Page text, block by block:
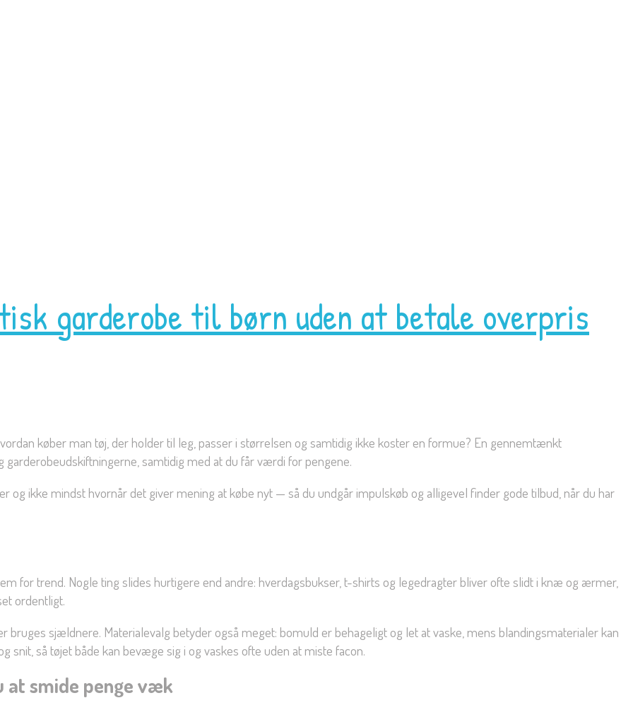
garderobe til børn uden at betale overpris
køber man tøj, der holder til leg, passer i størrelsen og samtidig ikke koster en formue? En gennemtænkt
samtidig med at du får værdi for pengene.
og ikke mindst hvornår det giver mening at købe nyt — så du undgår impulskøb og alligevel finder gode tilbud, når du har
for trend. Nogle ting slides hurtigere end andre: hverdagsbukser, t-shirts og legedragter bliver ofte slidt i knæ og ærmer,
ordentligt.
bruges sjældnere. Materialevalg betyder også meget: bomuld er behageligt og let at vaske, mens blandingsmaterialer kan
snit, så tøjet både kan bevæge sig i og vaskes ofte uden at miste facon.
at smide penge væk